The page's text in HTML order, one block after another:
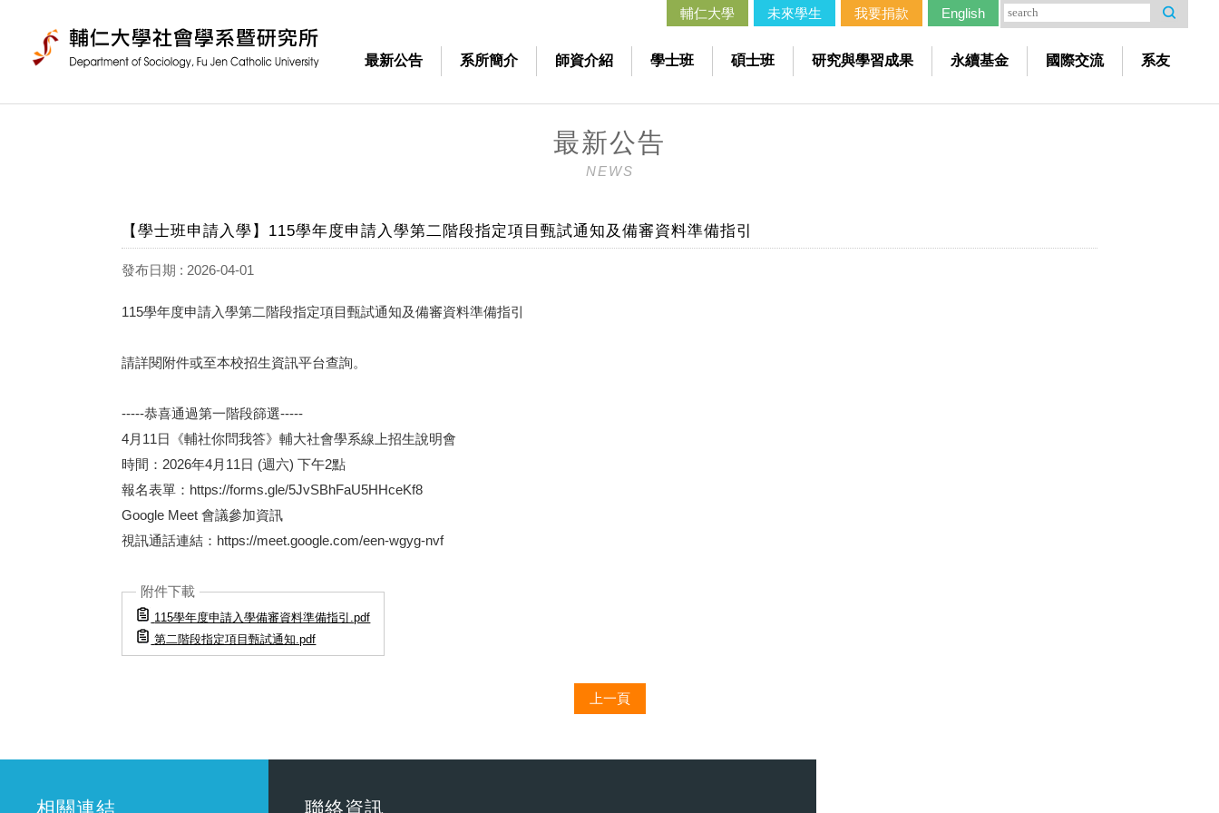
輔仁大學 未來學生 我要捐款 English
最新公告 系所簡介 師資介紹 學士班 碩士班 研究與學習成果 永續基金 國際交流 系友
最新公告
NEWS
【學士班申請入學】115學年度申請入學第二階段指定項目甄試通知及備審資料準備指引
發布日期 : 2026-04-01
115學年度申請入學第二階段指定項目甄試通知及備審資料準備指引
請詳閱附件或至本校招生資訊平台查詢。
-----恭喜通過第一階段篩選-----
4月11日《輔社你問我答》輔大社會學系線上招生說明會
時間：2026年4月11日 (週六) 下午2點
報名表單： https://forms.gle/5JvSBhFaU5HHceKf8
Google Meet 會議參加資訊
視訊通話連結： https://meet.google.com/een-wgyg-nvf
附件下載
115學年度申請入學備審資料準備指引.pdf
第二階段指定項目甄試通知.pdf
上一頁
相關連結 聯絡資訊